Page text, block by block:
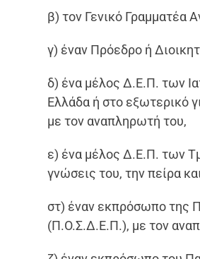
β) τον Γενικό Γραμματέα
γ) έναν Πρόεδρο ή
δ) ένα μέλος Δ.Ε.Π. των
Ελλάδα ή στο εξωτερικό
με τον αναπληρωτή του,
ε) ένα μέλος Δ.Ε.Π. των
γνώσεις του, την πείρα
στ) έναν εκπρόσωπο της
(Π.Ο.Σ.Δ.Ε.Π.), με τον